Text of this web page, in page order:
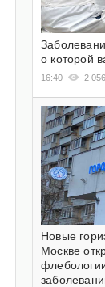
о которой
16:40 2 056
Новые
Москве